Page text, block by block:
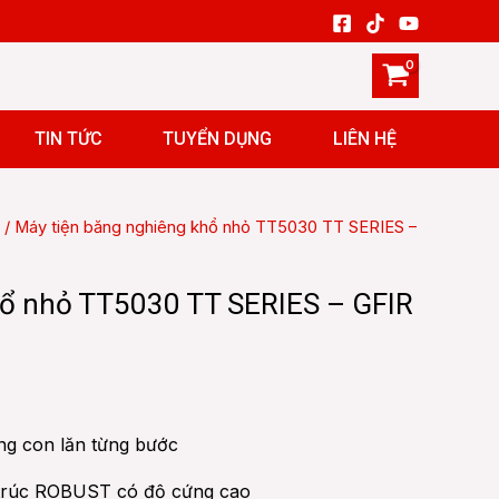
TIN TỨC TUYỂN DỤNG LIÊN HỆ
/ Máy tiện băng nghiêng khổ nhỏ TT5030 TT SERIES –
TT5030 TT SERIES – GFIR
con lăn từng bước
ROBUST có độ cứng cao